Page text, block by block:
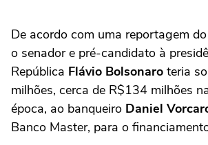
De acordo com uma reportagem do
o senador e pré-candidato à
República Flávio Bolsonaro teria
milhões, cerca de R$134 milhões
época, ao banqueiro Daniel
Banco Master, para o